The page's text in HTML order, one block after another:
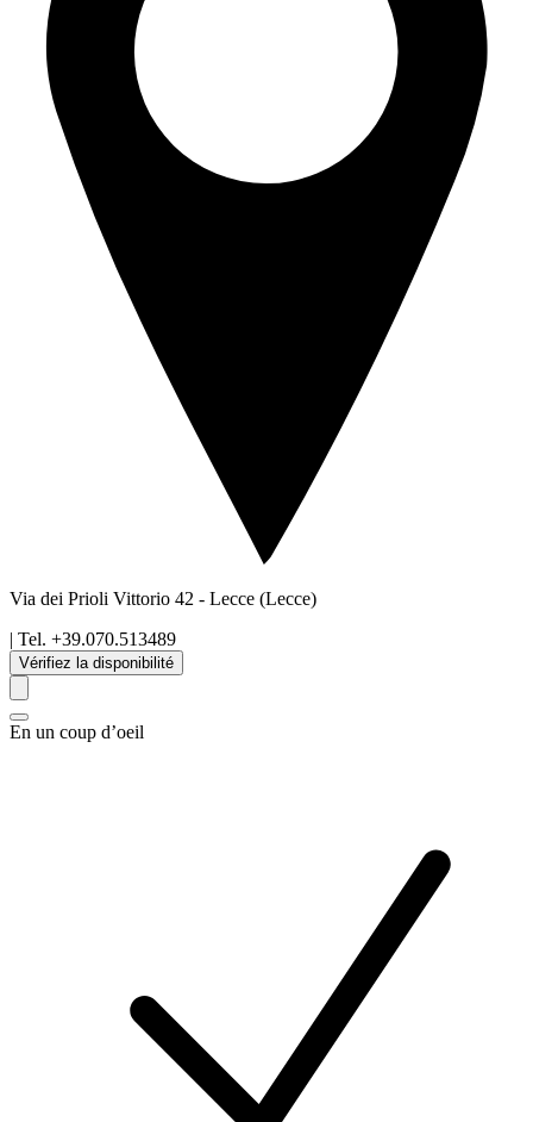
Via dei Prioli Vittorio 42 - Lecce (Lecce)
| Tel. +39.070.513489
Vérifiez la disponibilité
En un coup d’oeil